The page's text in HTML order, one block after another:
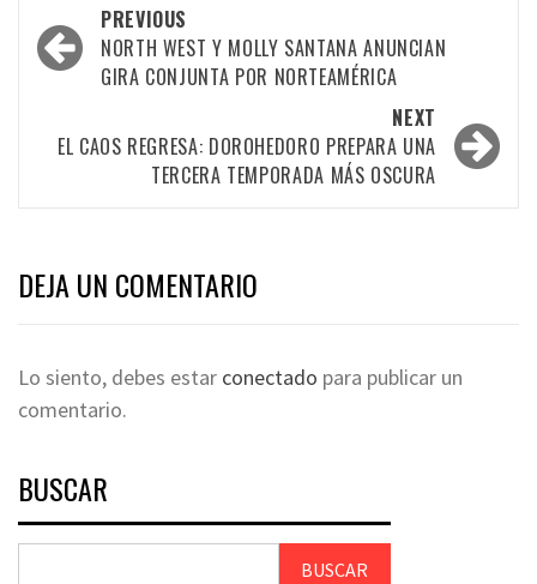
PREVIOUS
NORTH WEST Y MOLLY SANTANA ANUNCIAN
GIRA CONJUNTA POR NORTEAMÉRICA
NEXT
EL CAOS REGRESA: DOROHEDORO PREPARA UNA
TERCERA TEMPORADA MÁS OSCURA
DEJA UN COMENTARIO
Lo siento, debes estar conectado para publicar un
comentario.
BUSCAR
BUSCAR